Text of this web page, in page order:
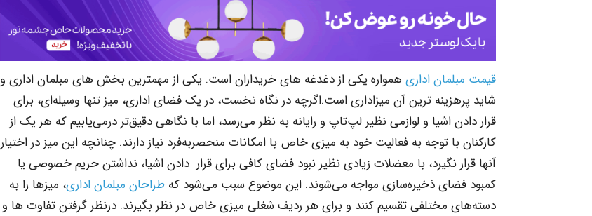
قیمت مبلمان اداری همواره یکی از دغدغه های خریداران است. یکی از مهمترین بخش های مبلمان اداری و
شاید پرهزینه ترین آن میزاداری است.اگرچه در نگاه نخست، در یک فضای اداری، میز تنها وسیله‌ای، برای
قرار دادن اشیا و لوازمی نظیر لپ‌تاپ و رایانه به نظر می‌رسد، اما با نگاهی دقیق‌تر درمی‌یابیم که هر یک از
کارکنان با توجه به فعالیت خود به میزی خاص با امکانات منحصربه‌فرد نیاز دارند. چنانچه این میز در اختیار
آنها قرار نگیرد، با معضلات زیادی نظیر نبود فضای کافی برای قرار دادن اشیا، نداشتن حریم خصوصی یا
کمبود فضای ذخیره‌سازی مواجه می‌شوند. این موضوع سبب می‌شود که طراحان مبلمان اداری، میزها را به
دسته‌های مختلفی تقسیم کنند و برای هر ردیف شغلی میزی خاص در نظر بگیرند. درنظر گرفتن تفاوت ها و